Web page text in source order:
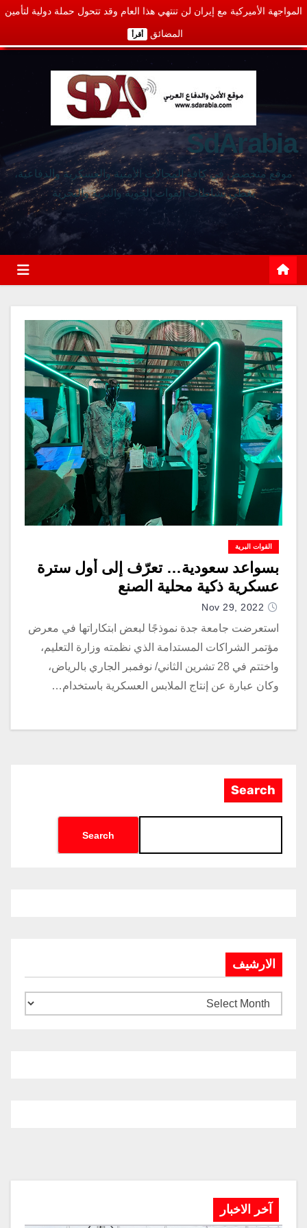
المواجهة الأميركية مع إيران لن تنتهي هذا العام وقد تتحول حملة دولية لتأمين
المضائق أقرأ
SdArabia
موقع متخصص في كافة المجالات الأمنية والعسكرية والدفاعية،
يغطي نشاطات القوات الجوية والبرية والبحرية
القوات البرية
بسواعد سعودية… تعرّف إلى أول سترة
عسكرية ذكية محلية الصنع
Nov 29, 2022
استعرضت جامعة جدة نموذجًا لبعض ابتكاراتها في معرض
مؤتمر الشراكات المستدامة الذي نظمته وزارة التعليم،
واختتم في 28 تشرين الثاني/ نوفمبر الجاري بالرياض،
وكان عبارة عن إنتاج الملابس العسكرية باستخدام…
Search
Search
الارشيف
آخر الاخبار